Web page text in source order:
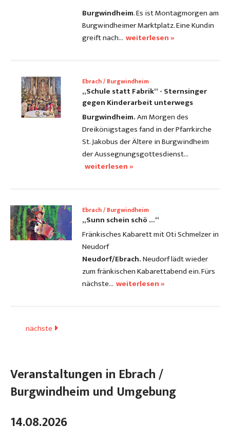
Burgwindheim. Es ist Montagmorgen am
Burgwindheimer Marktplatz. Eine Kundin
greift nach… weiterlesen »
Ebrach / Burgwindheim
„Schule statt Fabrik“ - Sternsinger
gegen Kinderarbeit unterwegs
Burgwindheim.Am Morgen des
Dreikönigstages fand in der Pfarrkirche
St. Jakobus der Ältere in Burgwindheim
der Aussegnungsgottesdienst…
weiterlesen »
Ebrach / Burgwindheim
„Sunn schein schö ...“
Fränkisches Kabarett mit Oti Schmelzer in
Neudorf
Neudorf/Ebrach.Neudorf lädt wieder
zum fränkischen Kabarettabend ein. Fürs
nächste… weiterlesen »
nächste
Veranstaltungen in Ebrach /
Burgwindheim und Umgebung
14.08.2026